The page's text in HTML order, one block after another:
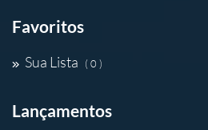
Favoritos
Sua Lista ( 0 )
Lançamentos